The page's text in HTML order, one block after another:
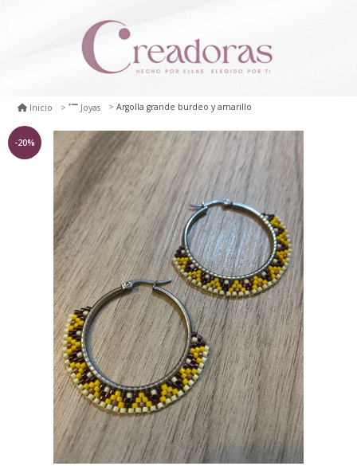
Inicio Joyas Argolla grande burdeo y amarillo
-20%